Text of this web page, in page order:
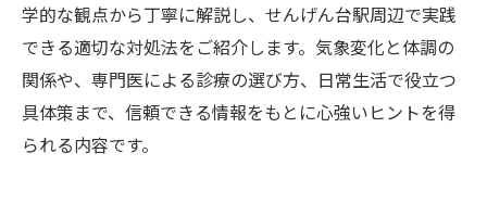
学的な観点から丁寧に解説し、せんげん台駅周辺で実践
できる適切な対処法をご紹介します。気象変化と体調の
関係や、専門医による診療の選び方、日常生活で役立つ
具体策まで、信頼できる情報をもとに心強いヒントを得
られる内容です。